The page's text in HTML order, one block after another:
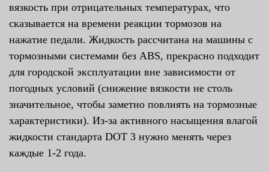
вязкость при отрицательных температурах, что
сказывается на времени реакции тормозов на
нажатие педали. Жидкость рассчитана на машины с
тормозными системами без ABS, прекрасно подходит
для городской эксплуатации вне зависимости от
погодных условий (снижение вязкости не столь
значительное, чтобы заметно повлиять на тормозные
характеристики). Из-за активного насыщения влагой
жидкости стандарта DOT 3 нужно менять через
каждые 1-2 года.